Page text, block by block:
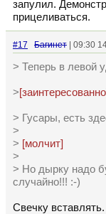
запулил.
прицеливаться.
#17 Багинет | 09:30
> Теперь в левой
>
> Гусары, есть
>
> [молчит]
>
> Но дырку надо
случайно!!! :-)
Свечку